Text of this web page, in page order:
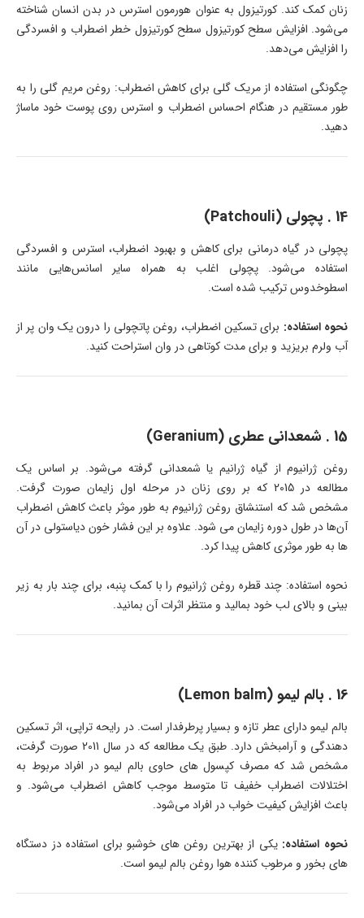
زنان کمک کند. کورتیزول به عنوان هورمون استرس در بدن انسان شناخته
می‌شود. افزایش سطح کورتیزول سطح کورتیزول خطر اضطراب و افسردگی
را افزایش می‌دهد.
چگونگی استفاده از مریک گلی برای کاهش اضطراب: روغن مریم گلی را به
طور مستقیم در هنگام احساس اضطراب و استرس روی پوست خود ماساژ
دهید.
14 . پچولی (Patchouli)
پچولی در گیاه درمانی برای کاهش و بهبود اضطراب، استرس و افسردگی
استفاده می‌شود. پچولی اغلب به همراه سایر اسانس‌هایی مانند
اسطوخدوس ترکیب شده است.
نحوه استفاده: برای تسکین اضطراب، روغن پاتچولی را درون یک وان پر از
آب ولرم بریزید و برای مدت کوتاهی در وان استراحت کنید.
15 . شمعدانی عطری (Geranium)
روغن ژرانیوم از گیاه ژرانیم یا شمعدانی گرفته می‌شود. بر اساس یک
مطالعه در 2015 که بر روی زنان در مرحله اول زایمان صورت گرفت.
مشخص شد که استنشاق روغن ژرانیوم به طور موثر باعث کاهش اضطراب
آن‌ها در طول دوره زایمان می شود. علاوه بر این فشار خون دیاستولی در آن
ها به طور موثری کاهش پیدا کرد.
نحوه استفاده: چند قطره روغن ژرانیوم را با کمک پنبه، برای چند بار به زیر
بینی و بالای لب خود بمالید و منتظر اثرات آن بمانید.
16 . بالم لیمو (Lemon balm)
بالم لیمو دارای عطر تازه و بسیار پرطرفدار است. در رایحه تراپی، اثر تسکین
دهندگی و آرامبخش دارد. طبق یک مطالعه که در سال 2011 صورت گرفت،
مشخص شد که مصرف کپسول های حاوی بالم لیمو در افراد مربوط به
اختلالات اضطراب خفیف تا متوسط موجب کاهش اضطراب می‌شود. و
باعث افزایش کیفیت خواب در افراد می‌شود.
نحوه استفاده: یکی از بهترین روغن های خوشبو برای استفاده دز دستگاه
های بخور و مرطوب کننده هوا روغن بالم لیمو است.